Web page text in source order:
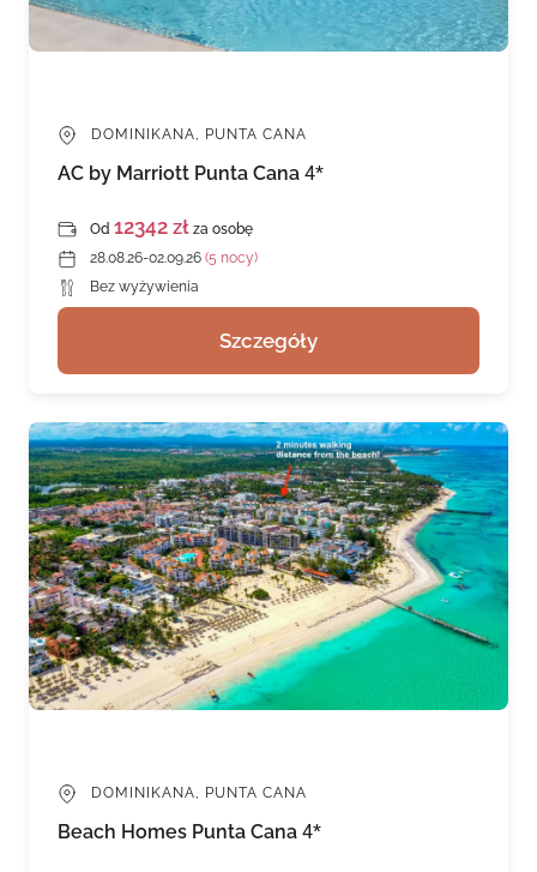
DOMINIKANA, PUNTA CANA
AC by Marriott Punta Cana 4*
Od 12342 zł za osobę
28.08.26-02.09.26 (5 nocy)
Bez wyżywienia
Szczegóły
DOMINIKANA, PUNTA CANA
Beach Homes Punta Cana 4*